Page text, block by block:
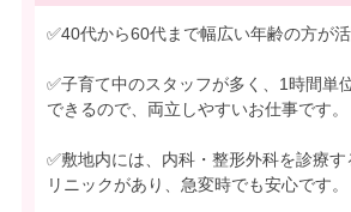
✅40代から60代まで幅広い年齢の方が活
✅子育て中のスタッフが多く、1時間単
できるので、両立しやすいお仕事です。
✅敷地内には、内科・整形外科を診療
リニックがあり、急変時でも安心です。